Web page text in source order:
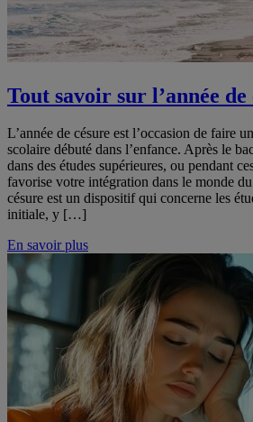
Tout savoir sur l’année de
L’année de césure est l’occasion de faire
scolaire débuté dans l’enfance. Après le
dans des études supérieures, ou pendant
favorise votre intégration dans le monde
césure est un dispositif qui concerne les
initiale, y […]
En savoir plus